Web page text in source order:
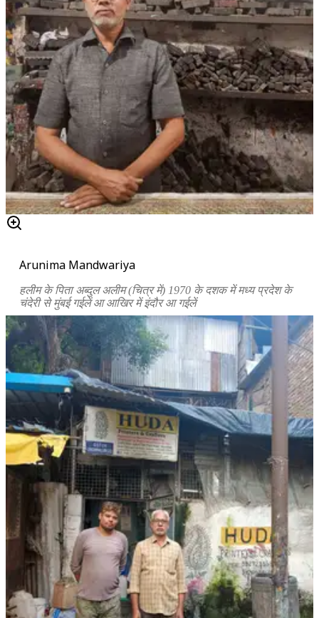
Arunima Mandwariya
हलीम के पिता अब्दुल अलीम (चित्र में) 1970 के दशक में मध्य प्रदेश के
चंदेरी से मुंबई गईलें आ आखिर में इंदौर आ गईलें